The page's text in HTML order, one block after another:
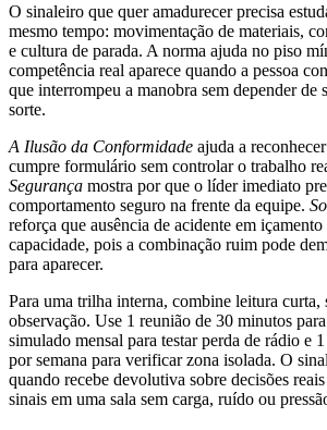
O sinaleiro que quer amadurecer precisa
mesmo tempo: movimentação de materiais,
e cultura de parada. A norma ajuda no piso
competência real aparece quando a pessoa
que interrompeu a manobra sem depender de
sorte.
A Ilusão da Conformidade ajuda a
cumpre formulário sem controlar o trabalho
Segurança mostra por que o líder imediato
comportamento seguro na frente da equipe.
reforça que ausência de acidente em
capacidade, pois a combinação ruim pode
para aparecer.
Para uma trilha interna, combine leitura curta,
observação. Use 1 reunião de 30 minutos
simulado mensal para testar perda de rádio e
por semana para verificar zona isolada. O
quando recebe devolutiva sobre decisões
sinais em uma sala sem carga, ruído ou